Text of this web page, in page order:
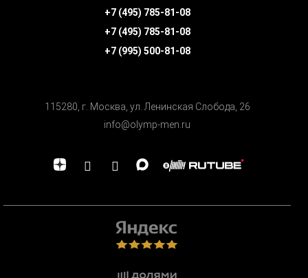
+7 (495) 785-81-08
+7 (495) 785-81-08
+7 (995) 500-81-08
115280, г. Москва, ул. Ленинская Cлобода, 26
info@olymp-men.ru